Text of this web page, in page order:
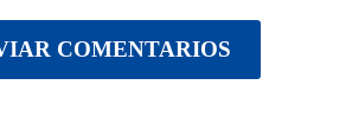
COMENTARIOS